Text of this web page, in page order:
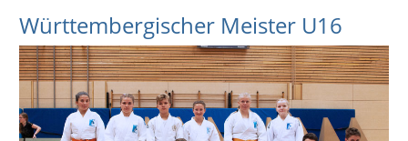
Württembergischer Meister U16